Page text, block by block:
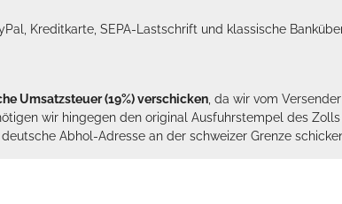
Kreditkarte, SEPA-Lastschrift und klassische
Umsatzsteuer (19%) verschicken , da wir vom
wir hingegen den original Ausfuhrstempel des
Abhol-Adresse an der schweizer Grenze